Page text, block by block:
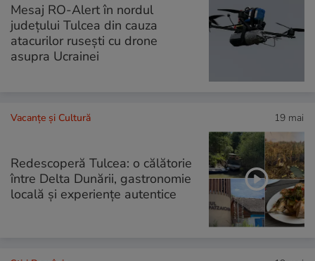
Mesaj RO-Alert în nordul
județului Tulcea din cauza
atacurilor rusești cu drone
asupra Ucrainei
Vacanțe și Cultură 19 mai
Redescoperă Tulcea: o călătorie
între Delta Dunării, gastronomie
locală și experiențe autentice